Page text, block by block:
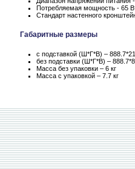
Потребляемая мощность - 65
Стандарт настенного
Габаритные размеры
с подставкой (Ш*Г*В) –
без подставки (Ш*Г*В) –
Масса без упаковки – 6 кг
Масса c упаковкой – 7.7 кг